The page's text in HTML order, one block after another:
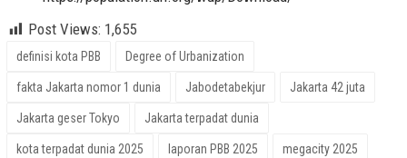
Post Views: 1,655
definisi kota PBB Degree of Urbanization
fakta Jakarta nomor 1 dunia Jabodetabekjur Jakarta 42 juta
Jakarta geser Tokyo Jakarta terpadat dunia
kota terpadat dunia 2025 laporan PBB 2025 megacity 2025